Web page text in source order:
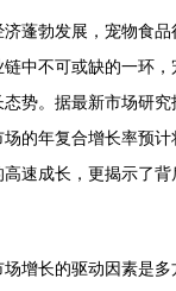
蓬勃发展，宠物食
中不可或缺的一环
势。据最新市场研究
的年复合增长率预
速成长，更揭示了
增长的驱动因素是